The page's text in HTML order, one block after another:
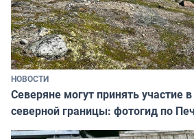
НОВОСТИ
Северяне могут принять участие
северной границы: фотогид по